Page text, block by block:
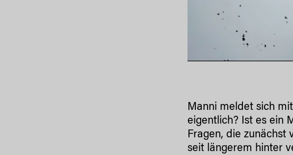
Manni meldet sich
eigentlich? Ist es ein
Fragen, die zunächst
seit längerem hinter